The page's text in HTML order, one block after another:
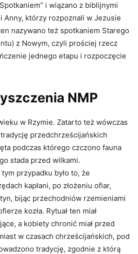
i wiązano z biblijnymi
Anny, którzy rozpoznali w Jezusie
nazywano też spotkaniem Starego
z Nowym, czyli prościej rzecz
jednego etapu i rozpoczęcie
NMP
w Rzymie. Zatarto też wówczas
przedchrześcijańskich
podczas którego czczono fauna
stada przed wilkami.
przypadku było to, że
kapłani, po złożeniu ofiar,
bijąc przechodniów rzemieniami
kozła. Rytuał ten miał
a kobiety chronić miał przed
w czasach chrześcijańskich, pod
tradycję, zgodnie z którą